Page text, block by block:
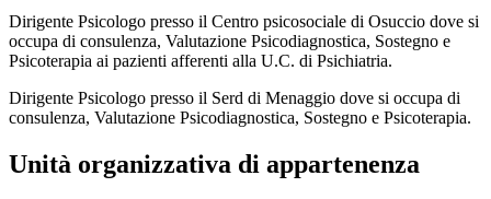
Dirigente Psicologo presso il Centro psicosociale di Osuccio dove si
occupa di consulenza, Valutazione Psicodiagnostica, Sostegno e
Psicoterapia ai pazienti afferenti alla U.C. di Psichiatria.
Dirigente Psicologo presso il Serd di Menaggio dove si occupa di
consulenza, Valutazione Psicodiagnostica, Sostegno e Psicoterapia.
Unità organizzativa di appartenenza